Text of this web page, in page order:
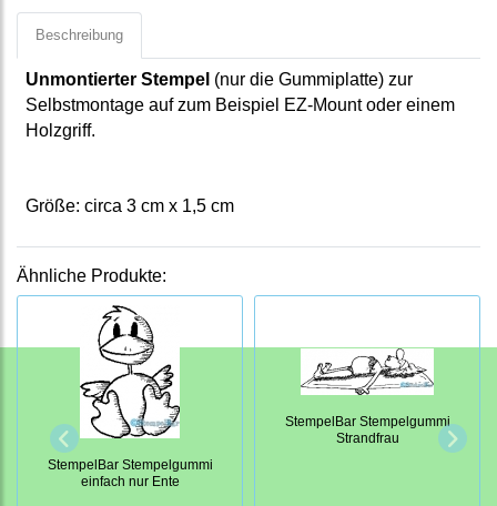
Beschreibung
Unmontierter Stempel (nur die Gummiplatte) zur
Selbstmontage auf zum Beispiel EZ-Mount oder einem
Holzgriff.
Größe: circa 3 cm x 1,5 cm
Ähnliche Produkte:
StempelBar Stempelgummi
einfach nur Ente
StempelBar Stempelgummi
Strandfrau